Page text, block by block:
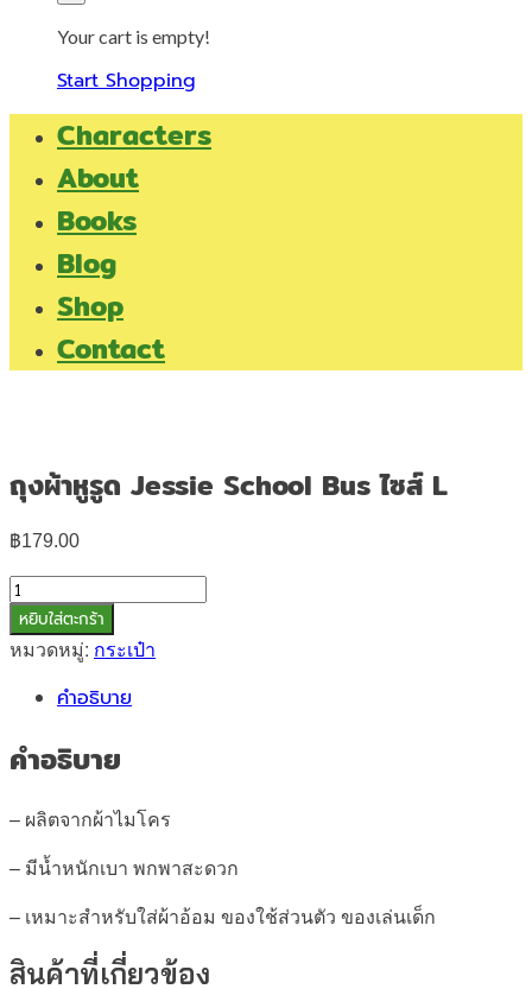
Your cart is empty!
Start Shopping
Characters
About
Books
Blog
Shop
Contact
ถุงผ้าหูรูด Jessie School Bus ไซส์ L
฿179.00
จำนวน
ถุง
ผ้า
Jessie
Bus
L
หยิบใส่ตะกร้า
หมวดหมู่: กระเป๋า
คำอธิบาย
คำอธิบาย
– ผลิตจากผ้าไมโคร
– มีน้ำหนักเบา พกพาสะดวก
– เหมาะสำหรับใส่ผ้าอ้อม ของใช้ส่วนตัว ของเล่นเด็ก
สินค้าที่เกี่ยวข้อง